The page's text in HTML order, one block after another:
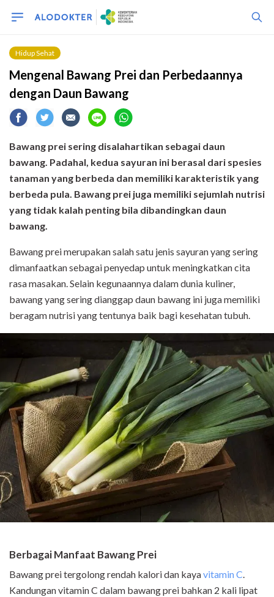
Hidup Sehat
Mengenal Bawang Prei dan Perbedaannya
dengan Daun Bawang
Bawang prei sering disalahartikan sebagai daun
bawang. Padahal, kedua sayuran ini berasal dari spesies
tanaman yang berbeda dan memiliki karakteristik yang
berbeda pula. Bawang prei juga memiliki sejumlah nutrisi
yang tidak kalah penting bila dibandingkan daun
bawang.
Bawang prei merupakan salah satu jenis sayuran yang sering
dimanfaatkan sebagai penyedap untuk meningkatkan cita
rasa masakan. Selain kegunaannya dalam dunia kuliner,
bawang yang sering dianggap daun bawang ini juga memiliki
beragam nutrisi yang tentunya baik bagi kesehatan tubuh.
Berbagai Manfaat Bawang Prei
Bawang prei tergolong rendah kalori dan kayavitamin C.
Kandungan vitamin C dalam bawang prei bahkan 2 kali lipat